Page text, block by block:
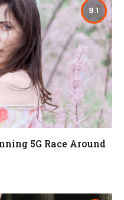
9.1
5G Race Around